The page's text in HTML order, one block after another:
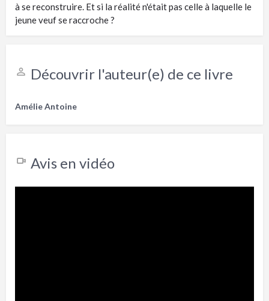
à se reconstruire. Et si la réalité n'était pas celle à laquelle le
jeune veuf se raccroche ?
Découvrir l'auteur(e) de ce livre
Amélie Antoine
Avis en vidéo